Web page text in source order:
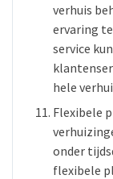
verhuis
ervaring
service
hele
Flexibele
onder
flexibele